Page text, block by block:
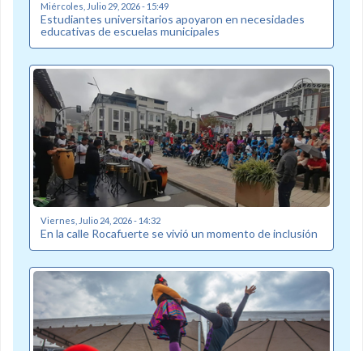
Miércoles, Julio 29, 2026 - 15:49
Estudiantes universitarios apoyaron en necesidades
educativas de escuelas municipales
Viernes, Julio 24, 2026 - 14:32
En la calle Rocafuerte se vivió un momento de inclusión